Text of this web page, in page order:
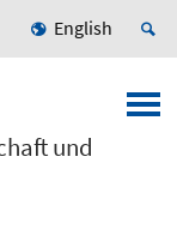
English
und